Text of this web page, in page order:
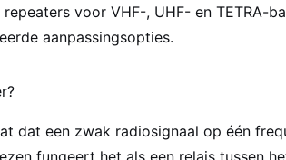
voor VHF-, UHF- en
aanpassingsopties.
dat een zwak radiosignaal op één
fungeert het als een relais tussen